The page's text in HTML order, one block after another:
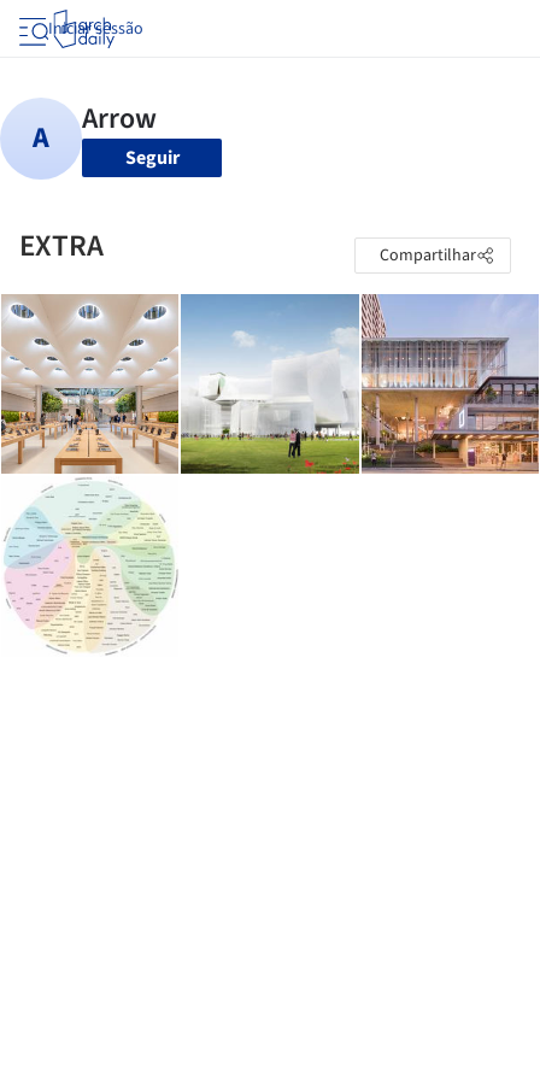
Iniciar sessão
Seguir
EXTRA Compartilhar